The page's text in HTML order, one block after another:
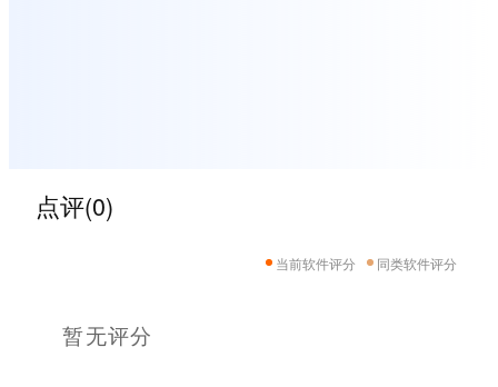
点评(0)
当前软件评分 同类软件评分
暂无评分